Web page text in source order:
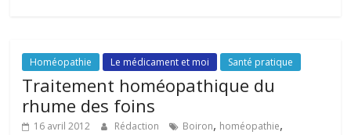
Homéopathie Le médicament et moi Santé pratique
Traitement homéopathique du
rhume des foins
16 avril 2012 Rédaction Boiron, homéopathie,